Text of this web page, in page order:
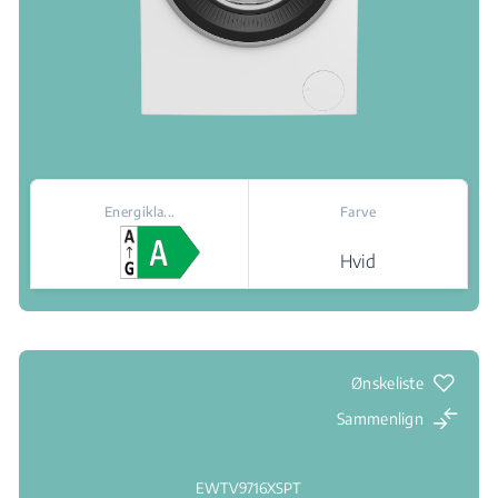
Energikla... Farve
Hvid
Ønskeliste
Sammenlign
EWTV9716XSPT